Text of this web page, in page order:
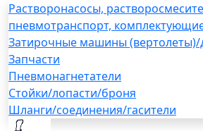
Растворонасосы,
пневмотранспорт,
Затирочные машины (вертолеты)/
Запчасти
Пневмонагнетатели
Стойки/лопасти/броня
Шланги/соединения/гасители